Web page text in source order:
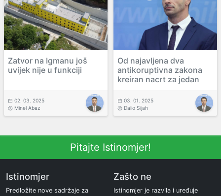
Zatvor na Igmanu još
uvijek nije u funkciji
02. 03. 2025
Minel Abaz
Od najavljena dva
antikoruptivna zakona
kreiran nacrt za jedan
03. 01. 2025
Dalio Sijah
Pitajte Istinomjer!
Istinomjer
Predložite nove sadržaje za
Zašto ne
Istinomjer je razvila i uređuje